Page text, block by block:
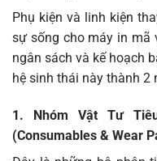
Phụ kiện và linh kiện
sự sống cho máy in mã
ngân sách và kế hoạch
hệ sinh thái này thành 2
1. Nhóm Vật Tư
(Consumables & Wear